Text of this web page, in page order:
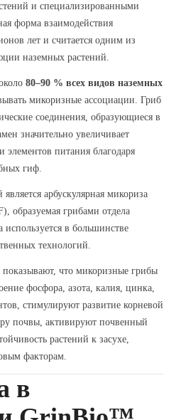
и специализированными
форма взаимодействия
лет и считается одним из
наземных растений.
80–90 % всех видов наземных
микоризные ассоциации. Гриб
соединения, образующиеся в
значительно увеличивает
питания благодаря
гиф.
арбускулярная микориза
образуемая грибами отдела
в большинстве
технологий.
что микоризные грибы
фосфора, азота, калия, цинка,
стимулируют развитие корневой
почвы, активируют почвенный
растений к засухе,
факторам.
в